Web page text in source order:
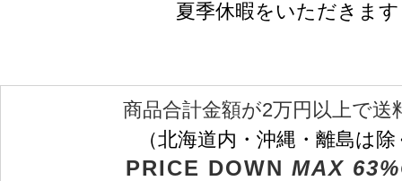
夏季休暇をいただきます
商品合計金額が2万円以上で送
（北海道内・沖縄・離島は
PRICE DOWN MAX